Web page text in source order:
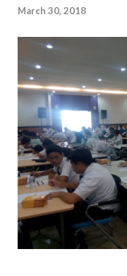
March 30, 2018